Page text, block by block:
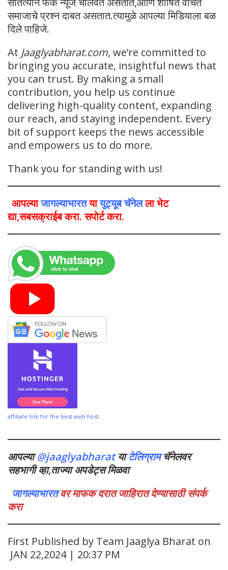
समाजाचे प्रश्न दाबत असतात.त्यामुळे आपल्या मिडियाला बळ
दिले पाहिजे.
At Jaaglyabharat.com, we’re committed to
bringing you accurate, insightful news that
you can trust. By making a small
contribution, you help us continue
delivering high-quality content, expanding
our reach, and staying independent. Every
bit of support keeps the news accessible
and empowers us to do more.
Thank you for standing with us!
आपल्याजागल्याभारतयायुट्यूब चॅनेलला भेट
द्या,सबसक्राईब करा. सपोर्ट करा.
affiliate link for the best web host
आपल्या@jaaglyabharatयाटेलिग्रामचॅनेलवर
सहभागी व्हा,ताज्या अपडेट्स मिळवा
जागल्याभारतवर माफक दरात जाहिरात देण्यासाठी संपर्क
करा
First Published by Team Jaaglya Bharat on
JAN 22,2024 | 20:37 PM